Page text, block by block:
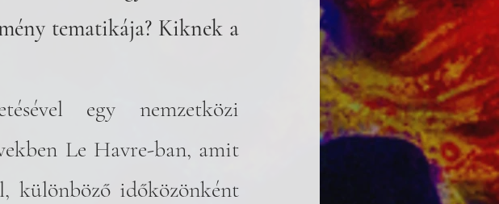
tematikája? Kiknek a
egy nemzetközi
Le Havre-ban, amit
különböző időközönként